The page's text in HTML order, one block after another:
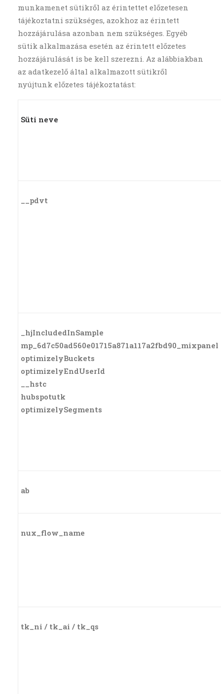
munkamenet sütikről az érintettet előzetesen
tájékoztatni szükséges, azokhoz az érintett
hozzájárulása azonban nem szükséges. Egyéb
sütik alkalmazása esetén az érintett előzetes
hozzájárulását is be kell szerezni. Az alábbiakban
az adatkezelő által alkalmazott sütikről
nyújtunk előzetes tájékoztatást:
Süti neve
__pdvt
_hjIncludedInSample
mp_6d7c50ad560e01715a871a117a2fbd90_mixpanel
optimizelyBuckets
optimizelyEndUserId
__hstc
hubspotutk
optimizelySegments
ab
nux_flow_name
tk_ni / tk_ai / tk_qs